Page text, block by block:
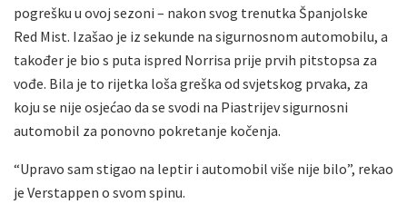
pogrešku u ovoj sezoni – nakon svog trenutka Španjolske
Red Mist. Izašao je iz sekunde na sigurnosnom automobilu, a
također je bio s puta ispred Norrisa prije prvih pitstopsa za
vođe. Bila je to rijetka loša greška od svjetskog prvaka, za
koju se nije osjećao da se svodi na Piastrijev sigurnosni
automobil za ponovno pokretanje kočenja.
“Upravo sam stigao na leptir i automobil više nije bilo”, rekao
je Verstappen o svom spinu.